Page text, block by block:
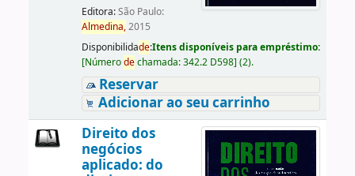
Editora:São Paulo:
Almedina,2015
Disponibilidade:Itens disponíveis para empréstimo:
[Númerodechamada:342.2 D598] (2).
Reservar
Adicionar ao seu carrinho
Direito dos
negócios
aplicado: do